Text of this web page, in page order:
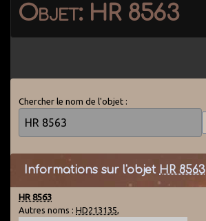
Objet: HR 8563
Chercher le nom de l'objet :
Informations sur l'objet HR 8563
HR 8563
Autres noms : HD213135,